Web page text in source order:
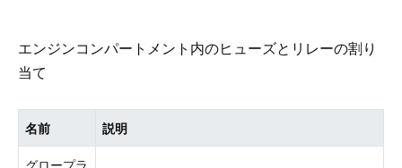
エンジンコンパートメント内のヒューズとリレーの割り
当て
名前 説明